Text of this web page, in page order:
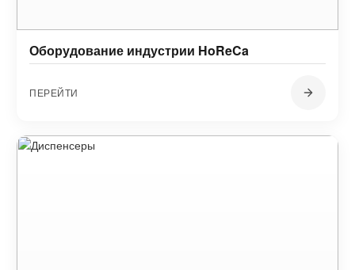
Оборудование индустрии HoReCa
ПЕРЕЙТИ